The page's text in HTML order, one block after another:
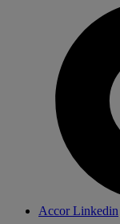
Accor Linkedin